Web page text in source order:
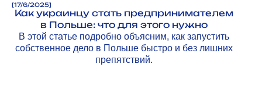
[17/6/2025]
Как украинцу стать предпринимателем
в Польше: что для этого нужно
В этой статье подробно объясним, как запустить
собственное дело в Польше быстро и без лишних
препятствий.